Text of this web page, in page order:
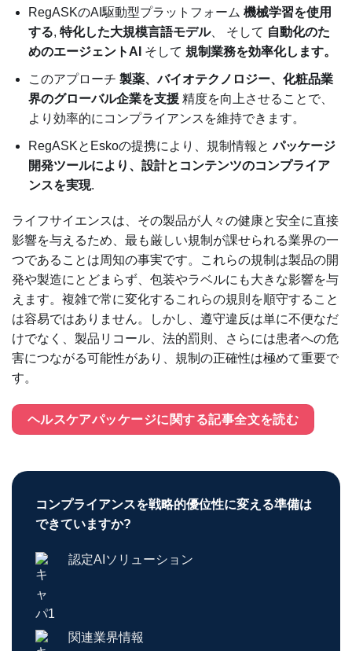
RegASKのAI駆動型プラットフォーム 機械学習を使用
する, 特化した大規模言語モデル、 そして 自動化のた
めのエージェントAI そして 規制業務を効率化します。
このアプローチ 製薬、バイオテクノロジー、化粧品業
界のグローバル企業を支援精度を向上させることで、
より効率的にコンプライアンスを維持できます。
RegASKとEskoの提携により、規制情報とパッケージ
開発ツールにより、設計とコンテンツのコンプライア
ンスを実現.
ライフサイエンスは、その製品が人々の健康と安全に直接
影響を与えるため、最も厳しい規制が課せられる業界の一
つであることは周知の事実です。これらの規制は製品の開
発や製造にとどまらず、包装やラベルにも大きな影響を与
えます。複雑で常に変化するこれらの規則を順守すること
は容易ではありません。しかし、遵守違反は単に不便なだ
けでなく、製品リコール、法的罰則、さらには患者への危
害につながる可能性があり、規制の正確性は極めて重要で
す。
ヘルスケアパッケージに関する記事全文を読む
コンプライアンスを戦略的優位性に変える準備は
できていますか?
認定AIソリューション
関連業界情報